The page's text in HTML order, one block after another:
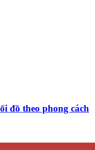
đồ theo phong cách